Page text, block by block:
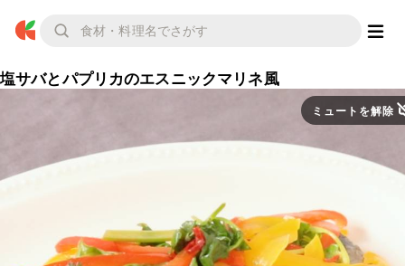
塩サバとパプリカのエスニックマリネ風
ミュートを解除